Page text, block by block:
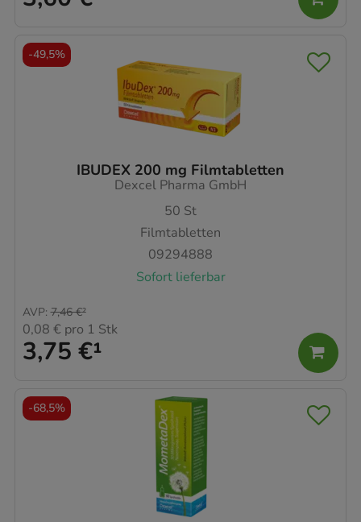
IBUDEX 200 mg Filmtabletten
Dexcel Pharma GmbH
50 St
Filmtabletten
09294888
Sofort lieferbar
3,75 €¹
AVP: 7,46 €²
0,08 € pro 1 Stk
-49,5%
-68,5%